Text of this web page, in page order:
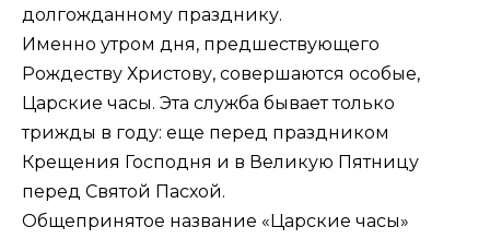
долгожданному празднику.
Именно утром дня, предшествующего
Рождеству Христову, совершаются особые,
Царские часы. Эта служба бывает только
трижды в году: еще перед праздником
Крещения Господня и в Великую Пятницу
перед Святой Пасхой.
Общепринятое название «Царские часы»